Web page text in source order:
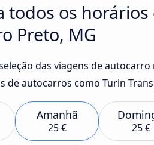
todos os
Preto, MG
das viagens de
de autocarros como Turin
Amanhã
25 € 25 €